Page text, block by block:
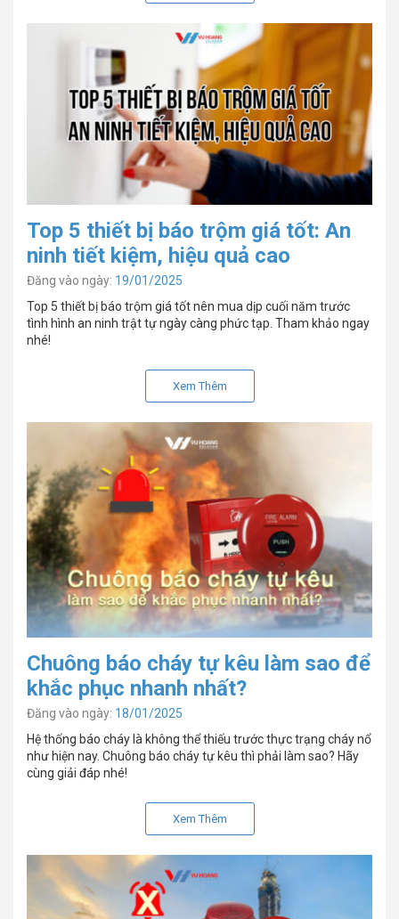
Top 5 thiết bị báo trộm giá tốt: An
ninh tiết kiệm, hiệu quả cao
Đăng vào ngày: 19/01/2025
Top 5 thiết bị báo trộm giá tốt nên mua dịp cuối năm trước
tình hình an ninh trật tự ngày càng phức tạp. Tham khảo ngay
nhé!
Xem Thêm
Chuông báo cháy tự kêu làm sao để
khắc phục nhanh nhất?
Đăng vào ngày: 18/01/2025
Hệ thống báo cháy là không thể thiếu trước thực trạng cháy nổ
như hiện nay. Chuông báo cháy tự kêu thì phải làm sao? Hãy
cùng giải đáp nhé!
Xem Thêm